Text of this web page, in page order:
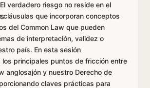
verdadero riesgo no reside en el
cláusulas que incorporan conceptos
del Common Law que pueden
de interpretación, validez o
país. En esta sesión
los principales puntos de fricción entre
anglosajón y nuestro Derecho de
claves prácticas para